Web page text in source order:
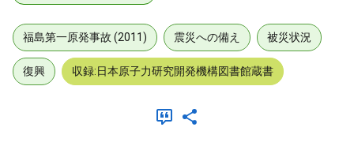
福島第一原発事故 (2011) 震災への備え 被災状況
復興 収録:日本原子力研究開発機構図書館蔵書